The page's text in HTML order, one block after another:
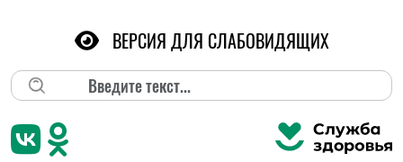
Поиск
ВЕРСИЯ ДЛЯ СЛАБОВИДЯЩИХ